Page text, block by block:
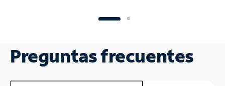
Preguntas frecuentes